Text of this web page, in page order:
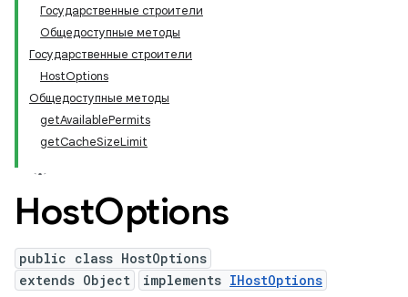
Государственные строители
Общедоступные методы
Государственные строители
HostOptions
Общедоступные методы
getAvailablePermits
getCacheSizeLimit
HostOptions
public class HostOptions
extends Object
implements IHostOptions